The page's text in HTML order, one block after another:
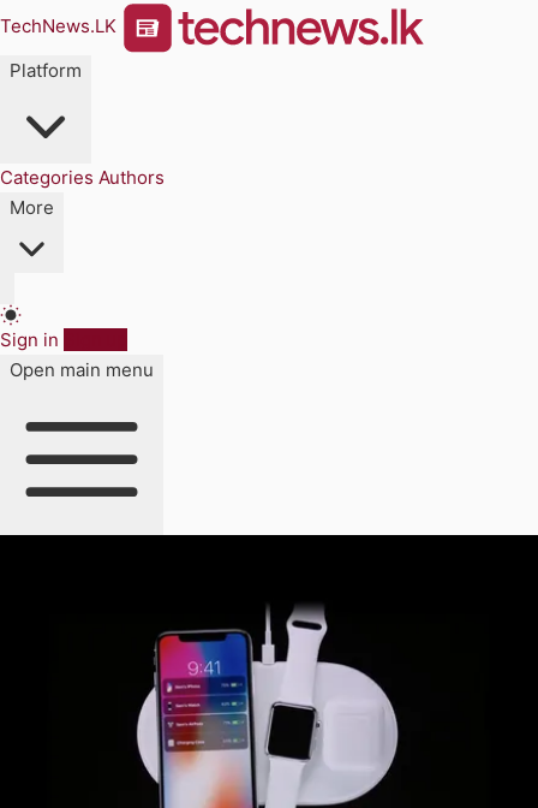
TechNews.LK
Platform
Categories Authors
More
Sign in
Open main menu